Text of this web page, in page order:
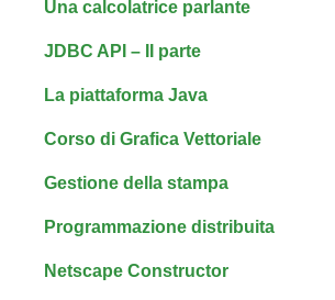
Una calcolatrice parlante
JDBC API – II parte
La piattaforma Java
Corso di Grafica Vettoriale
Gestione della stampa
Programmazione distribuita
Netscape Constructor